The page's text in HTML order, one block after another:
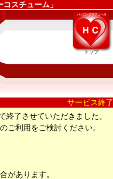
スチューム」
トップ
サービス終了
了させていただきました。
のご利用をご検討ください。
があります。